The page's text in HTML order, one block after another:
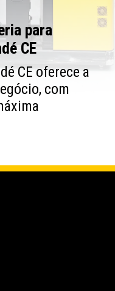
para
CE
CE oferece a
com